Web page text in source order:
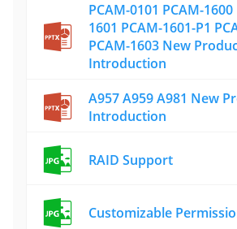
PCAM-0101 PCAM-1600
1601 PCAM-1601-P1
PCAM-1603 New
Introduction
A957 A959 A981 New
Introduction
RAID Support
Customizable